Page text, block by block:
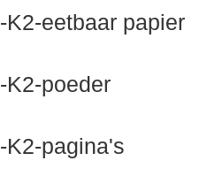
-K2-eetbaar papier
-K2-poeder
-K2-pagina's